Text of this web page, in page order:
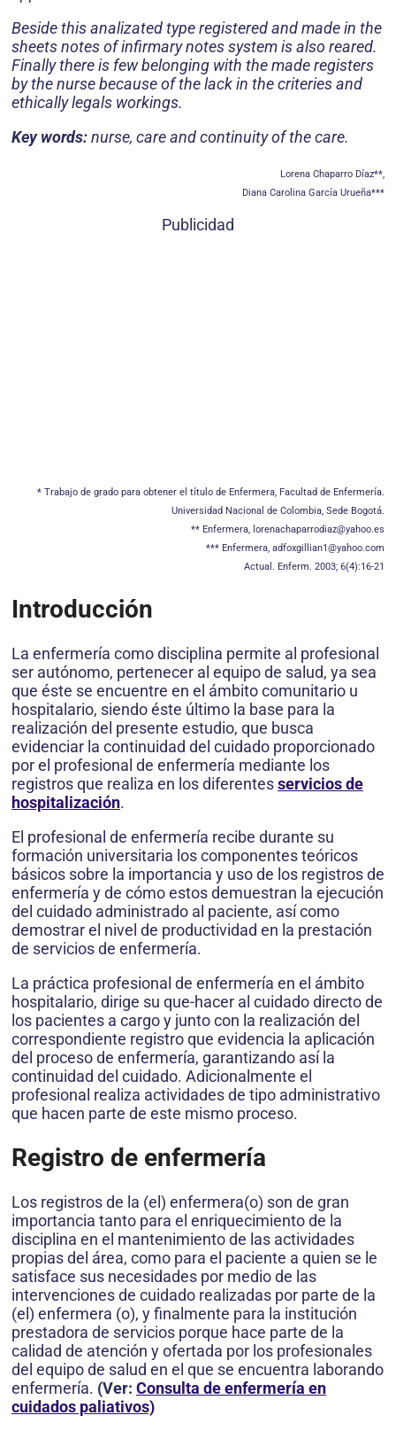
Beside this analizated type registered and made in the
sheets notes of infirmary notes system is also reared.
Finally there is few belonging with the made registers
by the nurse because of the lack in the criteries and
ethically legals workings.
Key words:nurse, care and continuity of the care.
Lorena Chaparro Díaz**,
Diana Carolina García Urueña***
Publicidad
* Trabajo de grado para obtener el título de Enfermera, Facultad de Enfermería.
Universidad Nacional de Colombia, Sede Bogotá.
** Enfermera, lorenachaparrodiaz@yahoo.es
*** Enfermera, adfoxgillian1@yahoo.com
Actual. Enferm. 2003; 6(4):16-21
Introducción
La enfermería como disciplina permite al profesional
ser autónomo, pertenecer al equipo de salud, ya sea
que éste se encuentre en el ámbito comunitario u
hospitalario, siendo éste último la base para la
realización del presente estudio, que busca
evidenciar la continuidad del cuidado proporcionado
por el profesional de enfermería mediante los
registros que realiza en los diferentesservicios de
hospitalización.
El profesional de enfermería recibe durante su
formación universitaria los componentes teóricos
básicos sobre la importancia y uso de los registros de
enfermería y de cómo estos demuestran la ejecución
del cuidado administrado al paciente, así como
demostrar el nivel de productividad en la prestación
de servicios de enfermería.
La práctica profesional de enfermería en el ámbito
hospitalario, dirige su que-hacer al cuidado directo de
los pacientes a cargo y junto con la realización del
correspondiente registro que evidencia la aplicación
del proceso de enfermería, garantizando así la
continuidad del cuidado. Adicionalmente el
profesional realiza actividades de tipo administrativo
que hacen parte de este mismo proceso.
Registro de enfermería
Los registros de la (el) enfermera(o) son de gran
importancia tanto para el enriquecimiento de la
disciplina en el mantenimiento de las actividades
propias del área, como para el paciente a quien se le
satisface sus necesidades por medio de las
intervenciones de cuidado realizadas por parte de la
(el) enfermera (o), y finalmente para la institución
prestadora de servicios porque hace parte de la
calidad de atención y ofertada por los profesionales
del equipo de salud en el que se encuentra laborando
enfermería. (Ver: Consulta de enfermería en
cuidados paliativos)